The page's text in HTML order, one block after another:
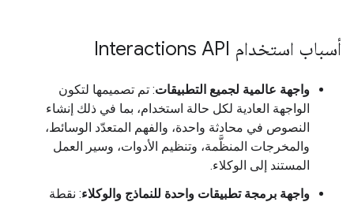
أسباب استخدام Interactions API
واجهة عالمية لجميع التطبيقات: تم تصميمها لتكون
الواجهة العادية لكل حالة استخدام، بما في ذلك إنشاء
النصوص في محادثة واحدة، والفهم المتعدّد الوسائط،
والمخرجات المنظَّمة، وتنظيم الأدوات، وسير العمل
المستند إلى الوكلاء.
واجهة برمجة تطبيقات واحدة للنماذج والوكلاء: نقطة